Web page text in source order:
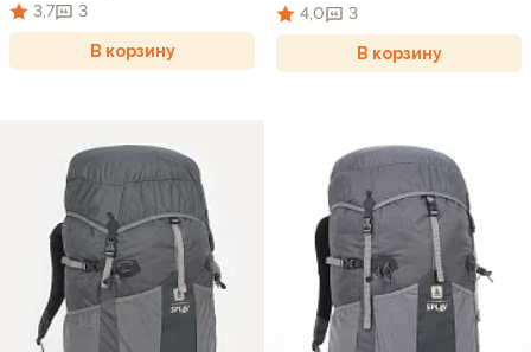
3,7 3
В корзину
4,0
3
В корзину